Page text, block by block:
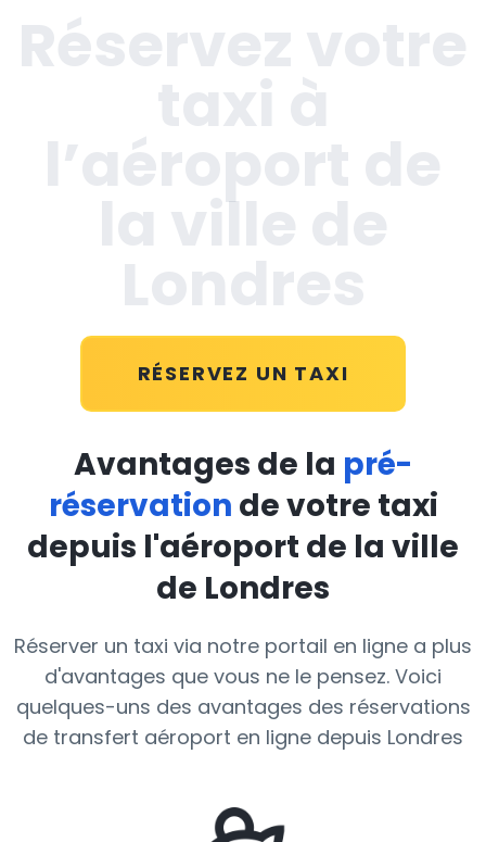
la ville de
RÉSERVEZ UN TAXI
Avantages de la pré-
réservation de votre taxi
depuis l'aéroport de la ville
de Londres
Réserver un taxi via notre portail en ligne a plus
d'avantages que vous ne le pensez. Voici
quelques-uns des avantages des réservations
de transfert aéroport en ligne depuis Londres